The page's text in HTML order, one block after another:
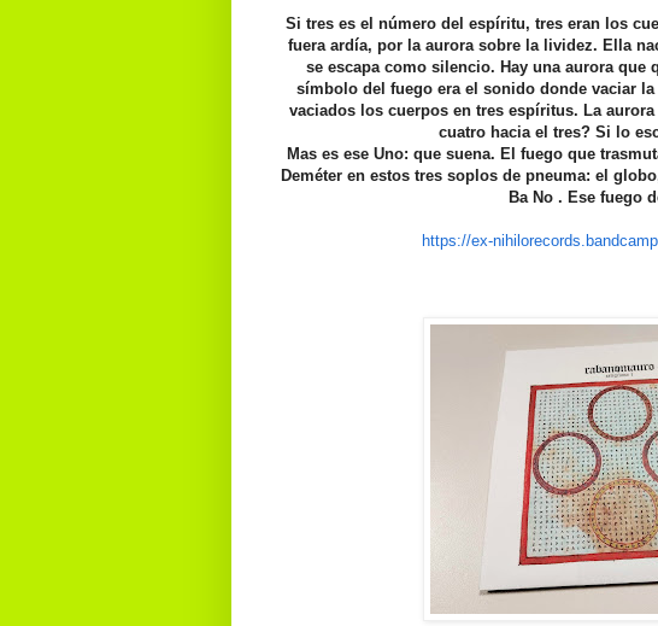
Si tres es el número del espíritu, tres eran los
fuera ardía, por la aurora sobre la lividez. Ella
se escapa como silencio. Hay una aurora que
símbolo del fuego era el sonido donde vaciar
vaciados los cuerpos en tres espíritus. La
cuatro hacia el tres? Si lo
Mas es ese Uno: que suena. El fuego que
Deméter en estos tres soplos de pneuma: el
Ba No . Ese fuego
https://ex-